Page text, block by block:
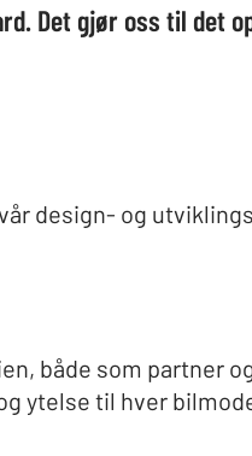
Det gjør oss til det
design- og
både som partner
ytelse til hver